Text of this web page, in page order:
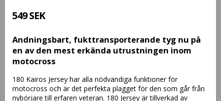
549 SEK
Andningsbart, fukttransporterande tyg nu på
en av den mest erkända utrustningen inom
motocross
180 Kairos Jersey har alla nödvändiga funktioner för
motocross och är det perfekta plagget för den som går från
nybörjare till erfaren veteran. 180 Jersey är tillverkad av